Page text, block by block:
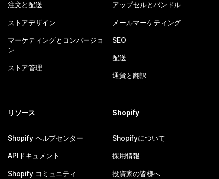
注文と配送
ストアデザイン
マーケティングとコンバージョ
ン
ストア管理
アップセルとバンドル
メールマーケティング
SEO
配送
通貨と翻訳
リソース
Shopify ヘルプセンター
APIドキュメント
Shopify コミュニティ
Shopify
Shopifyについて
採用情報
投資家の皆様へ